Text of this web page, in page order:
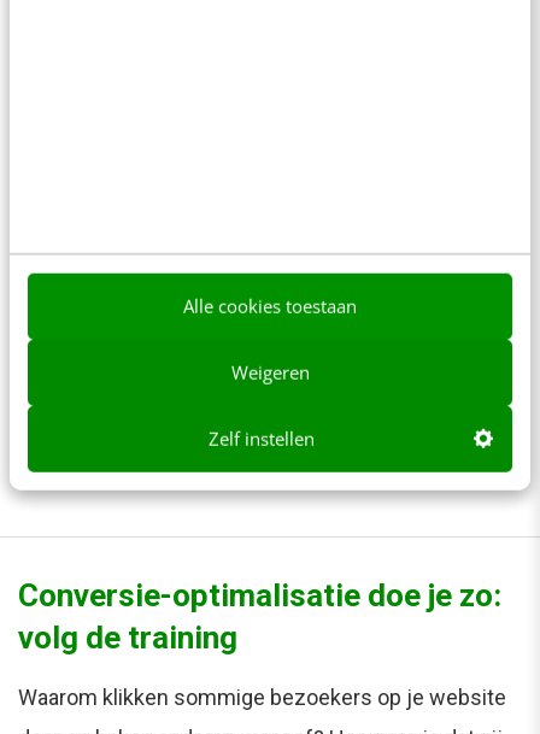
Alle cookies toestaan
Weigeren
Zelf instellen
en de ontwikkelingen helpt je een eigen visie te
ontwikkelen. Een ding is zeker volgens de
sprekers en aanwezigen op SXSW: het zijn
spannende tijden waarin we nu leven. Er
verandert veel, en het gaat snel. Volgend jaar
weer!
Conversie-optimalisatie doe je zo:
volg de training
Waarom klikken sommige bezoekers op je website